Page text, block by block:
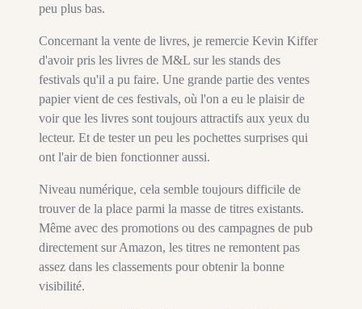
peu plus bas.
Concernant la vente de livres, je remercie Kevin Kiffer
d'avoir pris les livres de M&L sur les stands des
festivals qu'il a pu faire. Une grande partie des ventes
papier vient de ces festivals, où l'on a eu le plaisir de
voir que les livres sont toujours attractifs aux yeux du
lecteur. Et de tester un peu les pochettes surprises qui
ont l'air de bien fonctionner aussi.
Niveau numérique, cela semble toujours difficile de
trouver de la place parmi la masse de titres existants.
Même avec des promotions ou des campagnes de pub
directement sur Amazon, les titres ne remontent pas
assez dans les classements pour obtenir la bonne
visibilité.